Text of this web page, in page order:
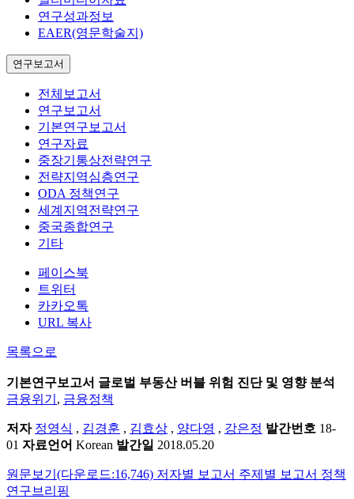
연구성과정보
EAER(영문학술지)
연구보고서
전체보고서
연구보고서
기본연구보고서
연구자료
중장기통상전략연구
전략지역심층연구
ODA 정책연구
세계지역전략연구
중국종합연구
기타
페이스북
트위터
카카오톡
URL 복사
목록으로
기본연구보고서 글로벌 부동산 버블 위험 진단 및 영향 분석
금융위기 , 금융정책
저자 정영식 , 김경훈 , 김효상 , 양다영 , 강은정 발간번호 18-
01 자료언어 Korean 발간일 2018.05.20
원문보기(다운로드:16,746) 저자별 보고서 주제별 보고서 정책
연구브리핑